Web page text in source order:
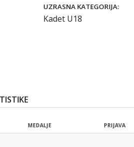
UZRASNA KATEGORIJA:
Kadet U18
MEDALJE PRIJAVA